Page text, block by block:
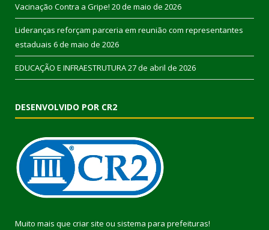
Vacinação Contra a Gripe! 20 de maio de 2026
Lideranças reforçam parceria em reunião com representantes
estaduais 6 de maio de 2026
EDUCAÇÃO E INFRAESTRUTURA27 de abril de 2026
DESENVOLVIDO POR CR2
Muito mais que criar site ou sistema para prefeituras!